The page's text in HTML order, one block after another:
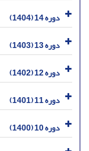
دوره 14 (1404)
دوره 13 (1403)
دوره 12 (1402)
دوره 11 (1401)
دوره 10 (1400)